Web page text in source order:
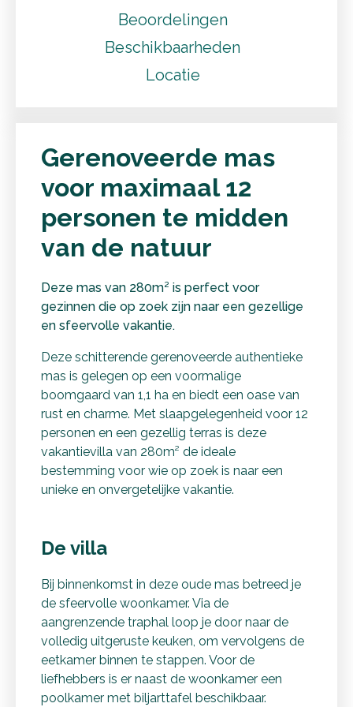
Beoordelingen
Beschikbaarheden
Locatie
Gerenoveerde mas
voor maximaal 12
personen te midden
van de natuur
Deze mas van 280m² is perfect voor
gezinnen die op zoek zijn naar een gezellige
en sfeervolle vakantie.
Deze schitterende gerenoveerde authentieke
mas is gelegen op een voormalige
boomgaard van 1,1 ha en biedt een oase van
rust en charme. Met slaapgelegenheid voor 12
personen en een gezellig terras is deze
vakantievilla van 280m² de ideale
bestemming voor wie op zoek is naar een
unieke en onvergetelijke vakantie.
De villa
Bij binnenkomst in deze oude mas betreed je
de sfeervolle woonkamer. Via de
aangrenzende traphal loop je door naar de
volledig uitgeruste keuken, om vervolgens de
eetkamer binnen te stappen. Voor de
liefhebbers is er naast de woonkamer een
poolkamer met biljarttafel beschikbaar.